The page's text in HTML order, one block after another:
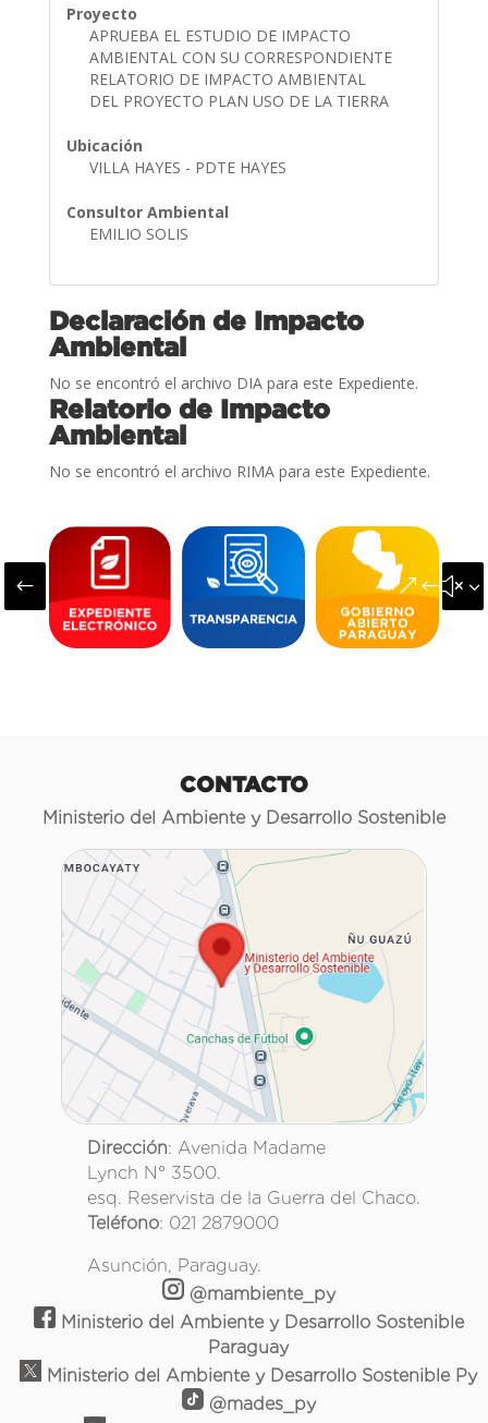
Proyecto
APRUEBA EL ESTUDIO DE IMPACTO
AMBIENTAL CON SU CORRESPONDIENTE
RELATORIO DE IMPACTO AMBIENTAL
DEL PROYECTO PLAN USO DE LA TIERRA
Ubicación
VILLA HAYES - PDTE HAYES
Consultor Ambiental
EMILIO SOLIS
Declaración de Impacto
Ambiental
No se encontró el archivo DIA para este Expediente.
Relatorio de Impacto
Ambiental
No se encontró el archivo RIMA para este Expediente.
#
CONTACTO
Ministerio del Ambiente y Desarrollo Sostenible
Dirección: Avenida Madame
Lynch N° 3500.
esq. Reservista de la Guerra del Chaco.
Teléfono: 021 2879000
Asunción, Paraguay.
@mambiente_py
Ministerio del Ambiente y Desarrollo Sostenible
Paraguay
Ministerio del Ambiente y Desarrollo Sostenible Py
@mades_py